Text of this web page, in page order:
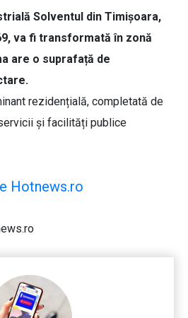
Solventul din Timișoara,
va fi transformată în zonă
are o suprafață de
rezidențială, completată de
și facilități publice
Hotnews.ro